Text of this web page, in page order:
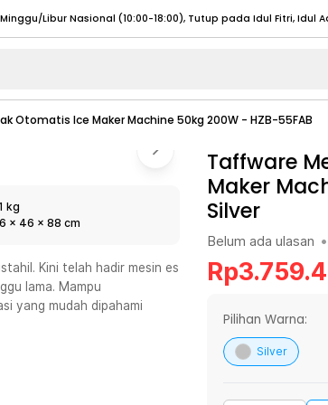
Sabtu - Minggu (08:00 - 20:00), Tutup pada Idul Fitri
- Minggu/ Libur Nasional (08:00 - 17:00)Selengkapnya
- Minggu/ Libur Nasional (08:00 - 17:00) Selengkapnya
Minggu/Libur Nasional (12:00-20:00), Tutup pada Idul Fitri
Libur Nasional (12:00-20:00), Tutup pada Idul Fitri
Sabtu - Minggu (08:00 - 20:00), Tutup pada Idul Fitri
- Minggu/ Libur Nasional (08:00 - 17:00) Selengkapnya
Otomatis Ice Maker Machine 50kg 200W - HZB-55FAB
kg
x 46 x 88 cm
Kini telah hadir mesin es
lama. Mampu
yang mudah dipahami
Taffware
Maker
Silver
Belum ada ulasan •
Rp
Pilihan Warna:
Silver